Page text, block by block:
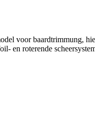
voor baardtrimmung,
en roterende